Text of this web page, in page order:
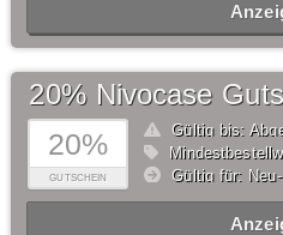
20%
GUTSCHEIN
20% Nivocase
Gültig bis:
Gültig für: